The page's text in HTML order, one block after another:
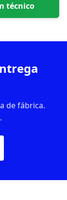
técnico
de fábrica.